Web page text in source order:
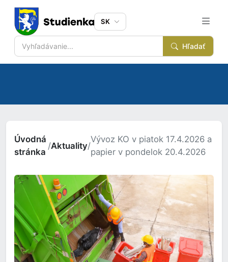
Hľadať
SK
Úvodná
stránka
/Aktuality/
Vývoz KO v piatok 17.4.2026 a
papier v pondelok 20.4.2026